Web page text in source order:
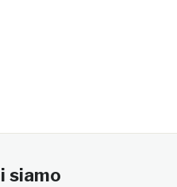
siamo